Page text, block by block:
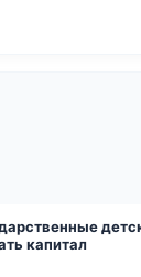
капитал